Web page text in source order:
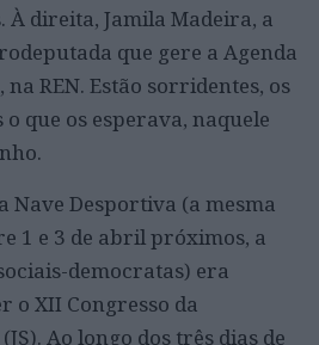
À direita, Jamila Madeira, a
que gere a Agenda
REN. Estão sorridentes, os
que os esperava, naquele
Nave Desportiva (a mesma
1 e 3 de abril próximos, a
democratas) era
o XII Congresso da
Ao longo dos três dias de